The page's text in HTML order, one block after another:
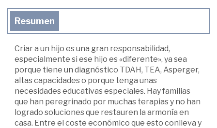
Resumen
Criar a un hijo es una gran responsabilidad,
especialmente si ese hijo es «diferente», ya sea
porque tiene un diagnóstico TDAH, TEA, Asperger,
altas capacidades o porque tenga unas
necesidades educativas especiales. Hay familias
que han peregrinado por muchas terapias y no han
logrado soluciones que restauren la armonía en
casa. Entre el coste económico que esto conlleva y